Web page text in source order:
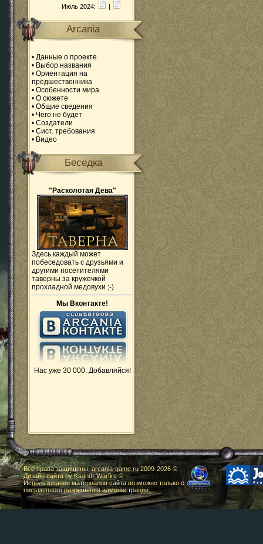
Июль 2024:
|
Arcania
• Данные о проекте
• Выбор названия
• Ориентация на
предшественника
• Особенности мира
• О сюжете
• Общие сведения
• Чего не будет
• Создатели
• Сист. требования
• Видео
Беседка
"Расколотая Дева"
Здесь каждый может
побеседовать с друзьями и
другими посетителями
таверны за кружечкой
прохладной медовухи ;-)
Мы Вконтакте!
Нас уже 30 000. Добавляйся!
Все права защищены,arcania-game.ru2009-2026 ©
Дизайн сайта byKsandr Warfire©
Использование материалов сайта возможно только с
письменного разрешения администрации.